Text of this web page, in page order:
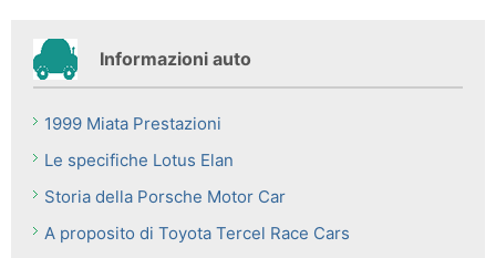
Informazioni auto
1999 Miata Prestazioni
Le specifiche Lotus Elan
Storia della Porsche Motor Car
A proposito di Toyota Tercel Race Cars